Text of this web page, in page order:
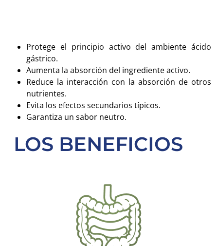
Protege el principio activo del ambiente ácido
gástrico.
Aumenta la absorción del ingrediente activo.
Reduce la interacción con la absorción de otros
nutrientes.
Evita los efectos secundarios típicos.
Garantiza un sabor neutro.
LOS BENEFICIOS